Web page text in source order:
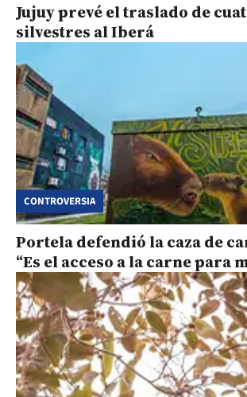
Jujuy prevé el traslado de
silvestres al Iberá
CONTROVERSIA
Portela defendió la caza de
“Es el acceso a la carne para